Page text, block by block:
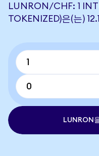
LUNRON/CHF: 1
TOKENIZED)은(는)
LUNRON